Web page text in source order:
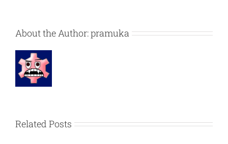
About the Author:pramuka
Related Posts